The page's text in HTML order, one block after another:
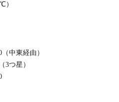
）
中東経由）
3つ星）